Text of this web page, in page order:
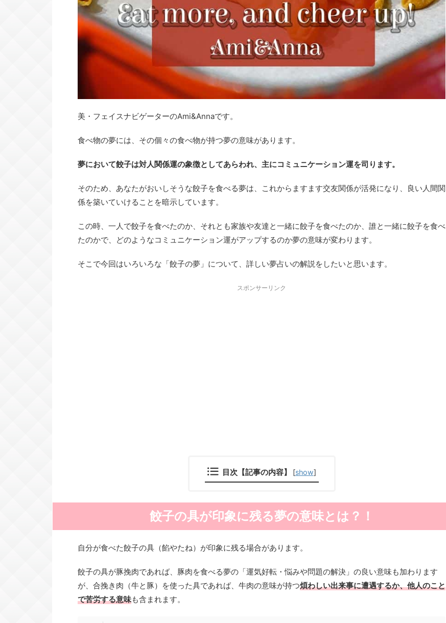
美・フェイスナビゲーターのAmi&Annaです。
食べ物の夢には、その個々の食べ物が持つ夢の意味があります。
夢において餃子は対人関係運の象徴としてあらわれ、主にコミュニケーション運を司ります。
そのため、あなたがおいしそうな餃子を食べる夢は、これからますます交友関係が活発になり、良い人間関
係を築いていけることを暗示しています。
この時、一人で餃子を食べたのか、それとも家族や友達と一緒に餃子を食べたのか、誰と一緒に餃子を食べ
たのかで、どのようなコミュニケーション運がアップするのか夢の意味が変わります。
そこで今回はいろいろな「餃子の夢」について、詳しい夢占いの解説をしたいと思います。
スポンサーリンク
目次【記事の内容】 [show]
餃子の具が印象に残る夢の意味とは？！
自分が食べた餃子の具（餡やたね）が印象に残る場合があります。
餃子の具が豚挽肉であれば、豚肉を食べる夢の「運気好転・悩みや問題の解決」の良い意味も加わります
が、合挽き肉（牛と豚）を使った具であれば、牛肉の意味が持つ煩わしい出来事に遭遇するか、他人のこと
で苦労する意味も含まれます。